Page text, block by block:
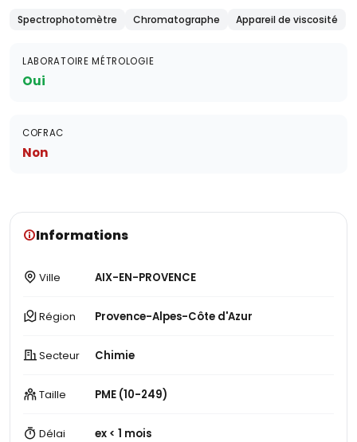
Spectrophotomètre Chromatographe Appareil de viscosité
LABORATOIRE MÉTROLOGIE
Oui
COFRAC
Non
Informations
Ville AIX-EN-PROVENCE
Région Provence-Alpes-Côte d'Azur
Secteur Chimie
Taille PME (10-249)
Délai ex < 1 mois